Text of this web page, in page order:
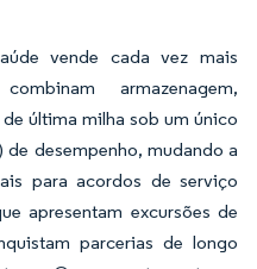
vende cada vez mais
armazenagem,
última milha sob um único
desempenho, mudando a
para acordos de serviço
apresentam excursões de
parcerias de longo